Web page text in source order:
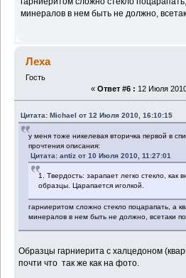
минералов в нем быть не должно,
Леха
Гость
« Ответ #6 : 12 Июля
Цитата: Michael от 12 Июля 2010, 16:10:15
у меня тоже никелевая вторичка первой в
прочтения описания:
Цитата: antiz от 10 Июля 2010, 11:27:01
1. Твердость: зарапает легко стекло, как
образцы. Царапается иголкой.
гарниеритом сложно стекло поцарапать, а
минералов в нем быть не должно, всетаки
Образцы гарниерита с халцедоном
почти что так же как на фото.